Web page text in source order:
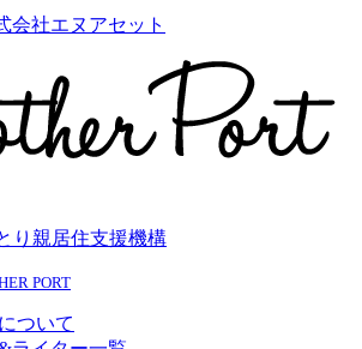
会社エヌアセット
り親居住支援機構
PORT
ついて